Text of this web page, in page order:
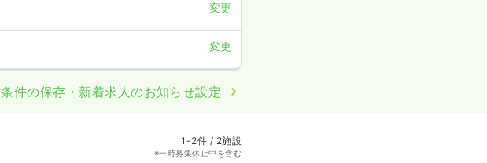
変更
変更
条件の保存・新着求人のお知らせ設定
1-2件 / 2施設
※一時募集休止中を含む